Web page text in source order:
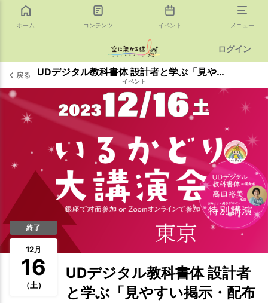
ホーム コンテンツ イベント メニュー
ログイン
戻る UDデジタル教科書体 設計者と学ぶ「見やすい掲示・配布物」
イベント
終了
12月
16
（土）
UDデジタル教科書体 設計者
と学ぶ「見やすい掲示・配布